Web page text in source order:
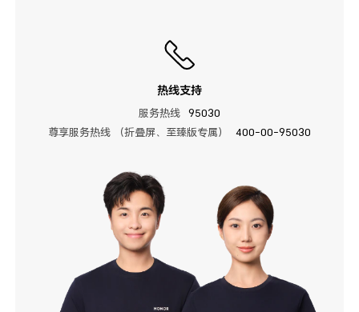
热线支持
服务热线
95030
尊享服务热线 （折叠屏、至臻版专属）
400-00-95030